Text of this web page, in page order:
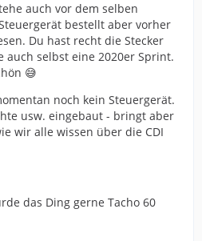
auch vor dem selben
bestellt aber vorher
Du hast recht die Stecker
auch selbst eine 2020er Sprint.
😅
noch kein Steuergerät.
usw. eingebaut - bringt aber
wir alle wissen über die CDI
das Ding gerne Tacho 60